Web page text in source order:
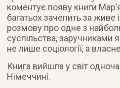
коментує появу книги
багатьох зачепить за живе
розмову про одне з
суспільства, заручниками
не лише соціології, а
Книга вийшла у світ
Німеччині.